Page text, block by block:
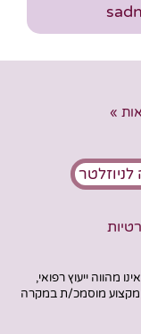
»
מהווה ייעוץ רפואי,
מקצוע מוסמכ/ת במקרה